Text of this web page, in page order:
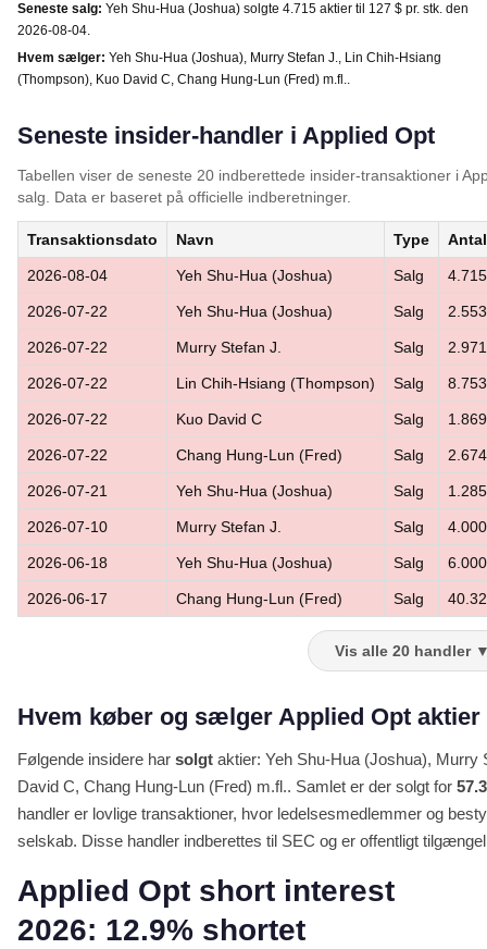
Seneste salg: Yeh Shu-Hua (Joshua) solgte 4.715 aktier til 127 $ pr. stk. den
2026-08-04.
Hvem sælger: Yeh Shu-Hua (Joshua), Murry Stefan J., Lin Chih-Hsiang
(Thompson), Kuo David C, Chang Hung-Lun (Fred) m.fl..
Seneste insider-handler i Applied Opt
Tabellen viser de seneste 20 indberettede insider-transaktioner i
salg. Data er baseret på officielle indberetninger.
Transaktionsdato Navn Type
2026-08-04 Yeh Shu-Hua (Joshua) Salg 4.715
2026-07-22 Yeh Shu-Hua (Joshua) Salg 2.553
2026-07-22 Murry Stefan J. Salg 2.971
2026-07-22 Lin Chih-Hsiang (Thompson) Salg 8.753
2026-07-22 Kuo David C Salg 1.869
2026-07-22 Chang Hung-Lun (Fred) Salg 2.674
2026-07-21 Yeh Shu-Hua (Joshua) Salg 1.285
2026-07-10 Murry Stefan J. Salg 4.000
2026-06-18 Yeh Shu-Hua (Joshua) Salg 6.000
2026-06-17 Chang Hung-Lun (Fred) Salg
Vis alle 20 handler
Hvem køber og sælger Applied Opt aktier
Følgende insidere har solgt aktier: Yeh Shu-Hua (Joshua), Murry
David C, Chang Hung-Lun (Fred) m.fl.. Samlet er der solgt for
handler er lovlige transaktioner, hvor ledelsesmedlemmer og
selskab. Disse handler indberettes til SEC og er offentligt
Applied Opt short interest
2026: 12.9% shortet